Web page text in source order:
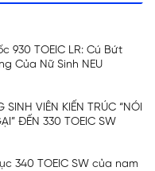
930 TOEIC LR: Cú Bứt
Của Nữ Sinh NEU
SINH VIÊN KIẾN TRÚC “NÓI
ĐẾN 330 TOEIC SW
340 TOEIC SW của nam